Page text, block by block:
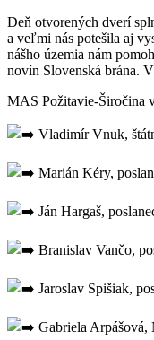
Deň otvorených dverí
a veľmi nás potešila aj
nášho územia nám
novín Slovenská brána.
MAS Požitavie-Širočina
Vladimír Vnuk,
Marián Kéry,
Ján Hargaš,
Branislav Vančo,
Jaroslav Spišiak,
Gabriela